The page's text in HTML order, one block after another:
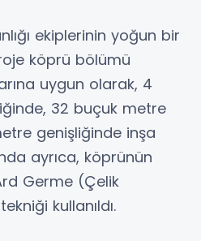
ekiplerinin yoğun bir
köprü bölümü
uygun olarak, 4
32 buçuk metre
genişliğinde inşa
ayrıca, köprünün
Germe (Çelik
kullanıldı.